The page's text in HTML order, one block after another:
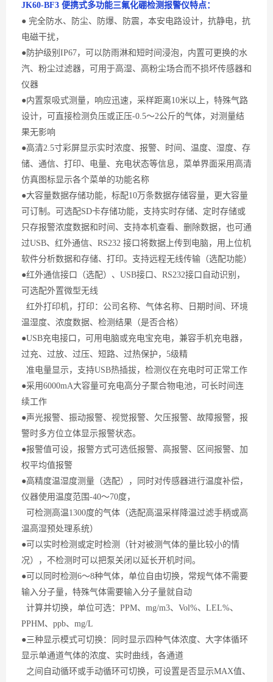
JK60-BF3 便携式多功能三氟化硼检测报警仪特点：
● 完全防水、防尘、防爆、防震，本安电路设计，抗静电，抗
电磁干扰，
●防护级别IP67，可以防雨淋和短时间浸泡，内置可更换的水
汽、粉尘过滤器，可用于高湿、高粉尘场合而不损坏传感器和
仪器
●内置泵吸式测量，响应迅速，采样距离10米以上，特殊气路
设计，可直接检测负压或正压-0.5～2公斤的气体，对测量结
果无影响
●高清2.5寸彩屏显示实时浓度、报警、时间、温度、湿度、存
储、通信、打印、电量、充电状态等信息，菜单界面采用高清
仿真图标显示各个菜单的功能名称
●大容量数据存储功能，标配10万条数据存储容量，更大容量
可订制。可选配SD卡存储功能，支持实时存储、定时存储或
只存报警浓度数据和时间、支持本机查看、删除数据，也可通
过USB、红外通信、RS232 接口将数据上传到电脑，用上位机
软件分析数据和存储、打印。支持远程无线传输（选配功能）
●红外通信接口（选配）、USB接口、RS232接口自动识别，
可选配外置微型无线
红外打印机，打印：公司名称、气体名称、日期时间、环境
温湿度、浓度数据、检测结果（是否合格）
●USB充电接口，可用电脑或充电宝充电，兼容手机充电器，
过充、过放、过压、短路、过热保护，5级精
准电量显示，支持USB热插拔，检测仪在充电时可正常工作
●采用6000mA大容量可充电高分子聚合物电池，可长时间连
续工作
●声光报警、振动报警、视觉报警、欠压报警、故障报警，报
警时多方位立体显示报警状态。
●报警值可设，报警方式可选低报警、高报警、区间报警、加
权平均值报警
●高精度温湿度测量（选配），同时对传感器进行温度补偿，
仪器使用温度范围-40～70度，
可检测 高温1300度的气体（选配高温采样降温过滤手柄或高
温高湿预处理系统）
●可以实时检测或定时检测（针对被测气体的量比较小的情
况），不检测时可以把泵关闭以延长开机时间。
●可以同时检测6～8种气体，单位自由切换，常规气体不需要
输入分子量，特殊气体需要输入分子量就自动
计算并切换，单位可选：PPM、mg/m3、Vol%、LEL%、
PPHM、ppb、mg/L
●三种显示模式可切换：同时显示四种气体浓度、大字体循环
显示单通道气体的浓度、实时曲线，各通道
之间自动循环或手动循环可切换，可设置是否显示MAX值、